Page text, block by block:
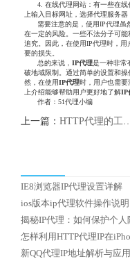
4. 在线代理网站：有一些在
上输入目标网址，选择代理服务器
需要注意的是，使用IP代理
在一定的风险。一些不法分子可
追究。因此，在使用IP代理时，
要的损失。
总的来说，IP代理是一种非常
破地域限制。通过简单的设置和操
然，在使用IP代理时，用户也需要
上介绍能够帮助用户更好地了解IP
作者：51代理小编
上一篇： HTTP代理的工作原理是什么？
IE8浏览器IP代理设置详解
ios版本ip代理软件操作说明
揭秘IP代理：如何保护个人
怎样利用HTTP代理IP在
新QQ代理IP地址解析与应